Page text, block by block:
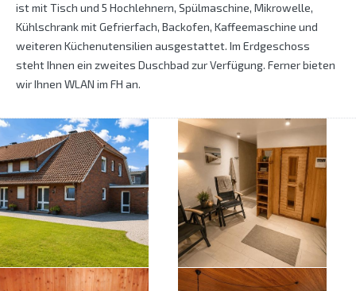
ist mit Tisch und 5 Hochlehnern, Spülmaschine, Mikrowelle,
Kühlschrank mit Gefrierfach, Backofen, Kaffeemaschine und
weiteren Küchenutensilien ausgestattet. Im Erdgeschoss
steht Ihnen ein zweites Duschbad zur Verfügung. Ferner bieten
wir Ihnen WLAN im FH an.